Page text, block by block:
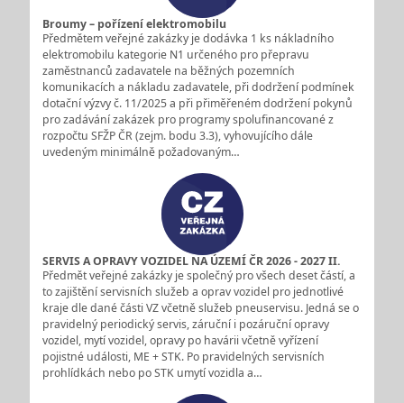
Broumy – pořízení elektromobilu
Předmětem veřejné zakázky je dodávka 1 ks nákladního
elektromobilu kategorie N1 určeného pro přepravu
zaměstnanců zadavatele na běžných pozemních
komunikacích a nákladu zadavatele, při dodržení podmínek
dotační výzvy č. 11/2025 a při přiměřeném dodržení pokynů
pro zadávání zakázek pro programy spolufinancované z
rozpočtu SFŽP ČR (zejm. bodu 3.3), vyhovujícího dále
uvedeným minimálně požadovaným…
SERVIS A OPRAVY VOZIDEL NA ÚZEMÍ ČR 2026 - 2027 II.
Předmět veřejné zakázky je společný pro všech deset částí, a
to zajištění servisních služeb a oprav vozidel pro jednotlivé
kraje dle dané části VZ včetně služeb pneuservisu. Jedná se o
pravidelný periodický servis, záruční i pozáruční opravy
vozidel, mytí vozidel, opravy po havárii včetně vyřízení
pojistné události, ME + STK. Po pravidelných servisních
prohlídkách nebo po STK umytí vozidla a…